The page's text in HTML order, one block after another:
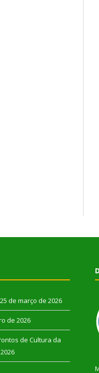
25 de março de 2026
de 2026
de Cultura da